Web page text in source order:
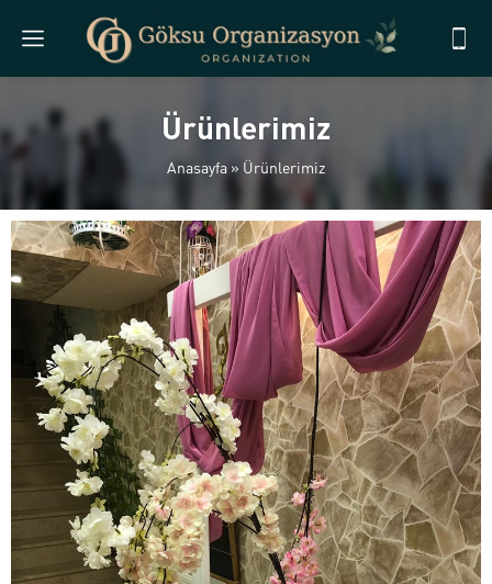
Ürünlerimiz
Anasayfa» Ürünlerimiz